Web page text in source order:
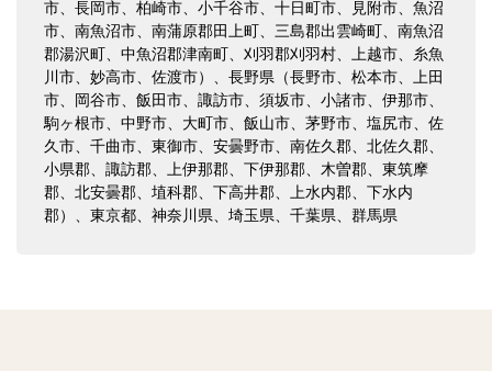
市、長岡市、柏崎市、小千谷市、十日町市、見附市、魚沼
市、南魚沼市、南蒲原郡田上町、三島郡出雲崎町、南魚沼
郡湯沢町、中魚沼郡津南町、刈羽郡刈羽村、上越市、糸魚
川市、妙高市、佐渡市）、長野県（長野市、松本市、上田
市、岡谷市、飯田市、諏訪市、須坂市、小諸市、伊那市、
駒ヶ根市、中野市、大町市、飯山市、茅野市、塩尻市、佐
久市、千曲市、東御市、安曇野市、南佐久郡、北佐久郡、
小県郡、諏訪郡、上伊那郡、下伊那郡、木曽郡、東筑摩
郡、北安曇郡、埴科郡、下高井郡、上水内郡、下水内
郡）、東京都、神奈川県、埼玉県、千葉県、群馬県